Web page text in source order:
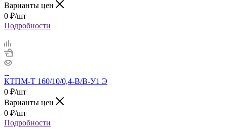
Варианты цен
0 ₽/шт
Подробности
КТПМ-Т 160/10/0,4-В/В-У1 Э
0 ₽/шт
Варианты цен
0 ₽/шт
Подробности